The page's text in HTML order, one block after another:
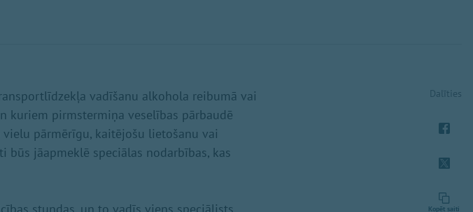
vadīšanu alkohola reibumā vai
kuriem pirmstermiņa veselības pārbaudē
pārmērīgu, kaitējošu lietošanu vai
jāapmeklē speciālas nodarbības, kas
stundas, un to vadīs viens speciālists.
Dalīties
Kopēt saiti